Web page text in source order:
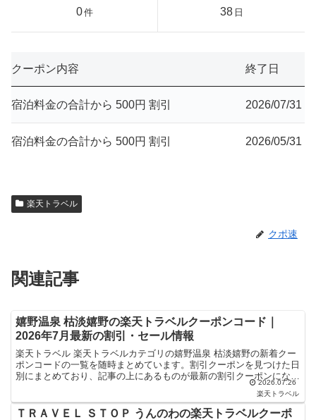
0件
38 日
クーポン内容 終了日
宿泊料金の合計から 500円 割引 2026/07/31
宿泊料金の合計から 500円 割引 2026/05/31
楽天トラベル
クポ速
関連記事
嬉野温泉 枯淡嬉野の楽天トラベルクーポンコード｜
2026年7月最新の割引・セール情報
楽天トラベル 楽天トラベルカテゴリの嬉野温泉 枯淡嬉野の新着クー
ポンコードの一覧を随時まとめています。割引クーポンを見つけた日
別にまとめており、記事の上にあるものが最新の割引クーポンになり
ます。ホテル・旅館宿泊の予約などで使えるクーポンやセ...2026.07.26
楽天トラベル
ＴＲＡＶＥＬ ＳＴＯＰ うんのわの楽天トラベルクーポ